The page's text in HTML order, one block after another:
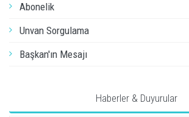
Abonelik
Unvan Sorgulama
Başkan'ın Mesajı
Haberler & Duyurular